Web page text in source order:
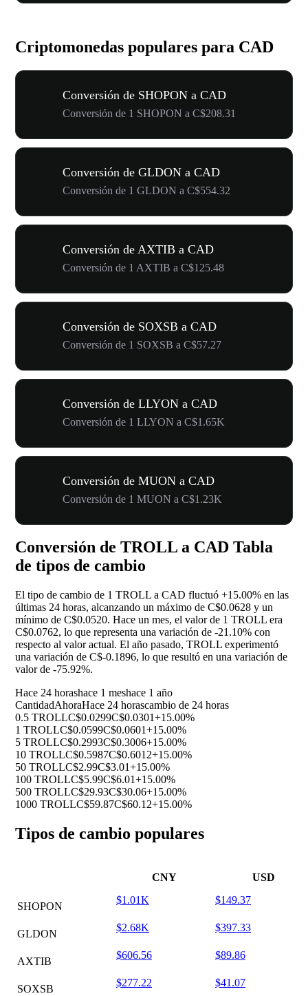
Criptomonedas populares para CAD
Conversión de SHOPON a CAD
Conversión de 1 SHOPON a C$208.31
Conversión de GLDON a CAD
Conversión de 1 GLDON a C$554.32
Conversión de AXTIB a CAD
Conversión de 1 AXTIB a C$125.48
Conversión de SOXSB a CAD
Conversión de 1 SOXSB a C$57.27
Conversión de LLYON a CAD
Conversión de 1 LLYON a C$1.65K
Conversión de MUON a CAD
Conversión de 1 MUON a C$1.23K
Conversión de TROLL a CAD Tabla
de tipos de cambio
El tipo de cambio de 1 TROLL a CAD fluctuó +15.00% en las
últimas 24 horas, alcanzando un máximo de C$0.0628 y un
mínimo de C$0.0520. Hace un mes, el valor de 1 TROLL era
C$0.0762, lo que representa una variación de -21.10% con
respecto al valor actual. El año pasado, TROLL experimentó
una variación de C$-0.1896, lo que resultó en una variación de
valor de -75.92%.
Hace 24 horashace 1 meshace 1 año
CantidadAhoraHace 24 horascambio de 24 horas
0.5 TROLLC$0.0299C$0.0301+15.00%
1 TROLLC$0.0599C$0.0601+15.00%
5 TROLLC$0.2993C$0.3006+15.00%
10 TROLLC$0.5987C$0.6012+15.00%
50 TROLLC$2.99C$3.01+15.00%
100 TROLLC$5.99C$6.01+15.00%
500 TROLLC$29.93C$30.06+15.00%
1000 TROLLC$59.87C$60.12+15.00%
Tipos de cambio populares
CNY USD
SHOPON
$1.01K $149.37
GLDON
$2.68K $397.33
AXTIB
$606.56 $89.86
SOXSB
$277.22 $41.07